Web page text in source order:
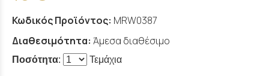
Κωδικός Προϊόντος: MRW0387
Διαθεσιμότητα: Άμεσα διαθέσιμο
Ποσότητα: Τεμάχια